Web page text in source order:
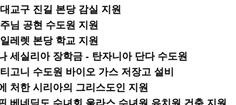
교구 진길 본당 감실 지원
님 공현 수도원 지원
레렛 본당 학교 지원
세실리아 장학금 - 탄자니아 단다 수도원
고니 수도원 바이오 가스 저장고 설비
처한 시리아의 그리스도인 지원